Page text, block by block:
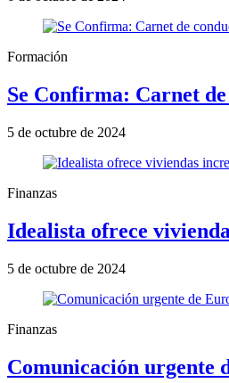
Formación
Se Confirma: Carnet
5 de octubre de 2024
Finanzas
Idealista ofrece
5 de octubre de 2024
Finanzas
Comunicación urgente